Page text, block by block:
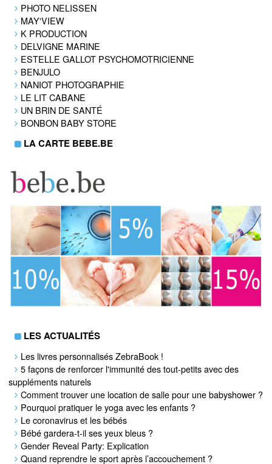
PHOTO NELISSEN
MAY'VIEW
K PRODUCTION
DELVIGNE MARINE
ESTELLE GALLOT PSYCHOMOTRICIENNE
BENJULO
NANIOT PHOTOGRAPHIE
LE LIT CABANE
UN BRIN DE SANTÉ
BONBON BABY STORE
LA CARTE BEBE.BE
LES ACTUALITÉS
Les livres personnalisés ZebraBook !
5 façons de renforcer l'immunité des tout-petits avec des
suppléments naturels
Comment trouver une location de salle pour une babyshower ?
Pourquoi pratiquer le yoga avec les enfants ?
Le coronavirus et les bébés
Bébé gardera-t-il ses yeux bleus ?
Gender Reveal Party: Explication
Quand reprendre le sport après l’accouchement ?